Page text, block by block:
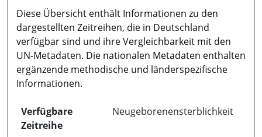
Diese Übersicht enthält Informationen zu den
dargestellten Zeitreihen, die in Deutschland
verfügbar sind und ihre Vergleichbarkeit mit den
UN-Metadaten. Die nationalen Metadaten enthalten
ergänzende methodische und länderspezifische
Informationen.
Verfügbare
Zeitreihe
Neugeborenensterblichkeit